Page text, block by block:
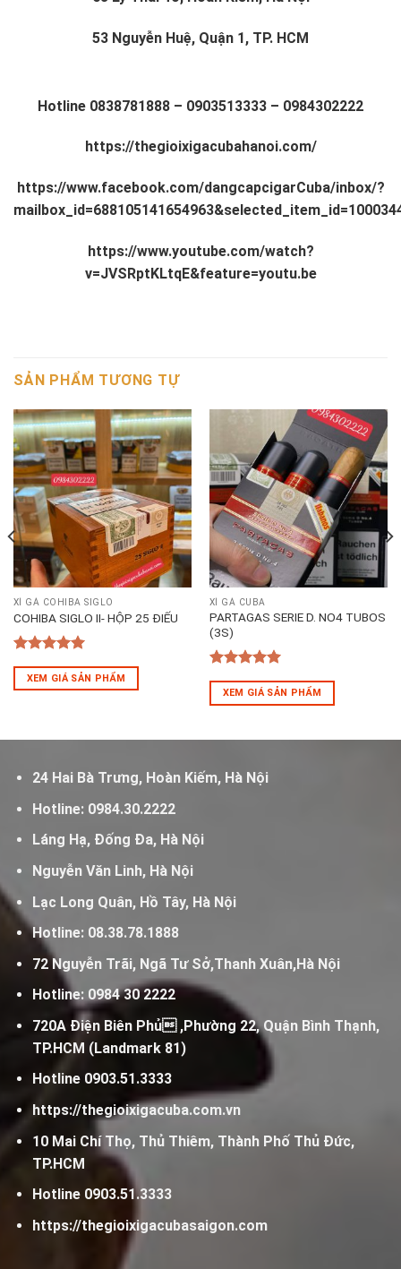
53 Nguyễn Huệ, Quận 1, TP. HCM
Hotline 0838781888 – 0903513333 – 0984302222
https://thegioixigacubahanoi.com/
https://www.facebook.com/dangcapcigarCuba/inbox/?
https://www.youtube.com/watch?
v=JVSRptKLtqE&feature=youtu.be
SẢN PHẨM TƯƠNG TỰ
XÌ GÀ COHIBA SIGLO
COHIBA SIGLO II- HỘP 25 ĐIẾU
5out of 5
XEM GIÁ SẢN PHẨM
XÌ GÀ CUBA
PARTAGAS SERIE D. NO4 TUBOS
(3S)
5out of 5
XEM GIÁ SẢN PHẨM
24 Hai Bà Trưng, Hoàn Kiếm, Hà Nội
Hotline: 0984.30.2222
Láng Hạ, Đống Đa, Hà Nội
Nguyễn Văn Linh, Hà Nội
Lạc Long Quân, Hồ Tây, Hà Nội
Hotline: 08.38.78.1888
72 Nguyễn Trãi, Ngã Tư Sở,Thanh Xuân,Hà Nội
Hotline: 0984 30 2222
720A Điện Biên Phủ ,Phường 22, Quận Bình Thạnh,
TP.HCM (Landmark 81)
Hotline 0903.51.3333
https://thegioixigacuba.com.vn
10 Mai Chí Thọ, Thủ Thiêm, Thành Phố Thủ Đức,
TP.HCM
Hotline 0903.51.3333
https://thegioixigacubasaigon.com